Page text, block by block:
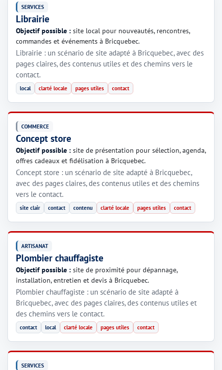
SERVICES
Librairie
Objectif possible : site local pour nouveautés, rencontres,
commandes et événements à Bricquebec.
Librairie : un scénario de site adapté à Bricquebec, avec des
pages claires, des contenus utiles et des chemins vers le
contact.
local clarté locale pages utiles contact
COMMERCE
Concept store
Objectif possible : site de présentation pour sélection, agenda,
offres cadeaux et fidélisation à Bricquebec.
Concept store : un scénario de site adapté à Bricquebec,
avec des pages claires, des contenus utiles et des chemins
vers le contact.
site clair contact contenu clarté locale pages utiles contact
ARTISANAT
Plombier chauffagiste
Objectif possible : site de proximité pour dépannage,
installation, entretien et devis à Bricquebec.
Plombier chauffagiste : un scénario de site adapté à
Bricquebec, avec des pages claires, des contenus utiles et
des chemins vers le contact.
contact local clarté locale pages utiles contact
SERVICES